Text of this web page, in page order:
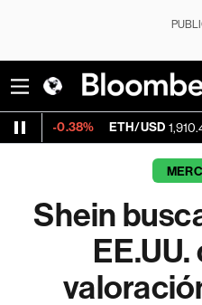
ETH/USD 1,910.433 -0.28%
Shein